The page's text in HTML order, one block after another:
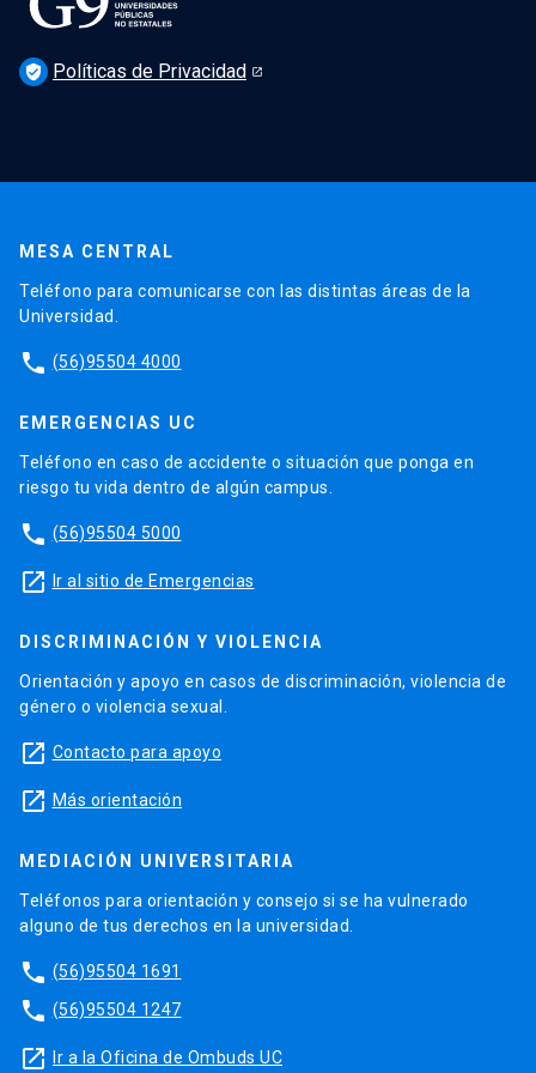
verified_user Políticas de Privacidad
MESA CENTRAL
Teléfono para comunicarse con las distintas áreas de la
Universidad.
phone (56)95504 4000
EMERGENCIAS UC
Teléfono en caso de accidente o situación que ponga en
riesgo tu vida dentro de algún campus.
phone (56)95504 5000
launch Ir al sitio de Emergencias
DISCRIMINACIÓN Y VIOLENCIA
Orientación y apoyo en casos de discriminación, violencia de
género o violencia sexual.
launch Contacto para apoyo
launch Más orientación
MEDIACIÓN UNIVERSITARIA
Teléfonos para orientación y consejo si se ha vulnerado
alguno de tus derechos en la universidad.
phone (56)95504 1691
phone (56)95504 1247
launch Ir a la Oficina de Ombuds UC